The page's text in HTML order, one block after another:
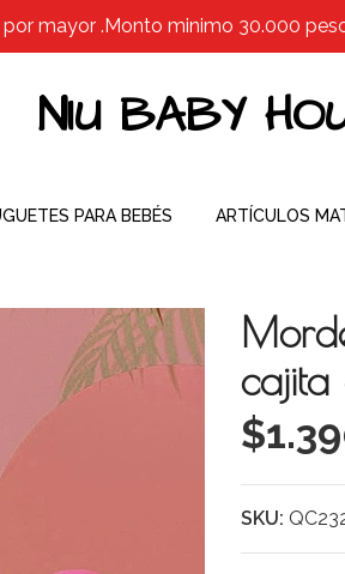
mayor .Monto minimo 30.000
NIU BABY
PARA BEBÉS ARTÍCULOS
cajita
SKU: